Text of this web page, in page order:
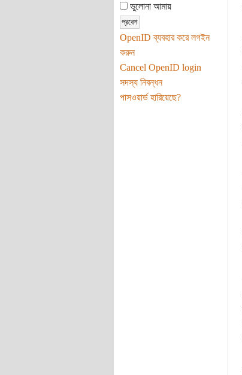
ভুলোনা আমায়
OpenID ব্যবহার করে লগইন
করুন
Cancel OpenID login
সদস্য নিবন্ধন
পাসওয়ার্ড হারিয়েছে?